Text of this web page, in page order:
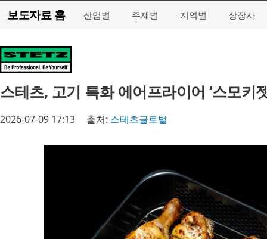
보도자료 홈 산업별 주제별 지역별 상장사
스테츠, 고기 특화 에어프라이어 ‘스모키
2026-07-09 17:13 출처: 스테츠글로벌